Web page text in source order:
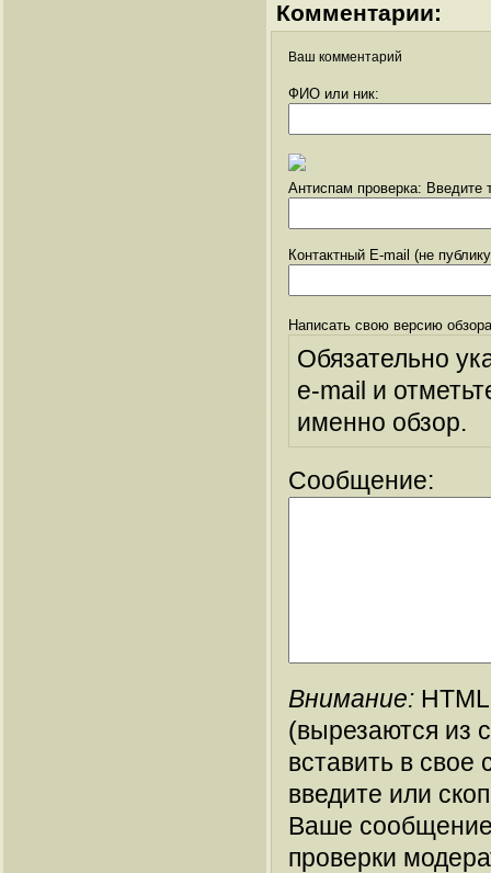
Комментарии:
Ваш комментарий
ФИО или ник:
Антиспам проверка: Введите
Контактный E-mail (не
Написать свою версию
Обязательно
e-mail и
именно обзор.
Сообщение:
Внимание:
(вырезаются из
вставить в
введите или
Ваше
проверки